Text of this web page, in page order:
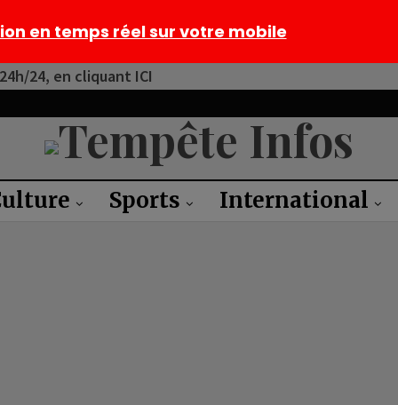
24, en cliquant ICI
Sports International
en temps réel sur votre mobile